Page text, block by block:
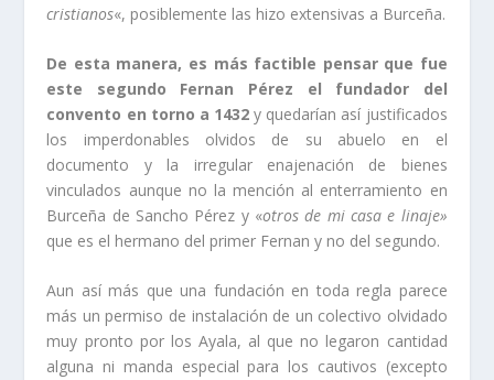
cristianos«, posiblemente las hizo extensivas a Burceña.
De esta manera, es más factible pensar que fue
este segundo Fernan Pérez el fundador del
convento en torno a 1432 y quedarí­an así­ justificados
los imperdonables olvidos de su abuelo en el
documento y la irregular enajenación de bienes
vinculados aunque no la mención al enterramiento en
Burceña de Sancho Pérez y «otros de mi casa e linaje»
que es el hermano del primer Fernan y no del segundo.
Aun así­ más que una fundación en toda regla parece
más un permiso de instalación de un colectivo olvidado
muy pronto por los Ayala, al que no legaron cantidad
alguna ni manda especial para los cautivos (excepto